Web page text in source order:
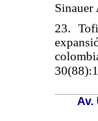
Sinauer
23.
Av.